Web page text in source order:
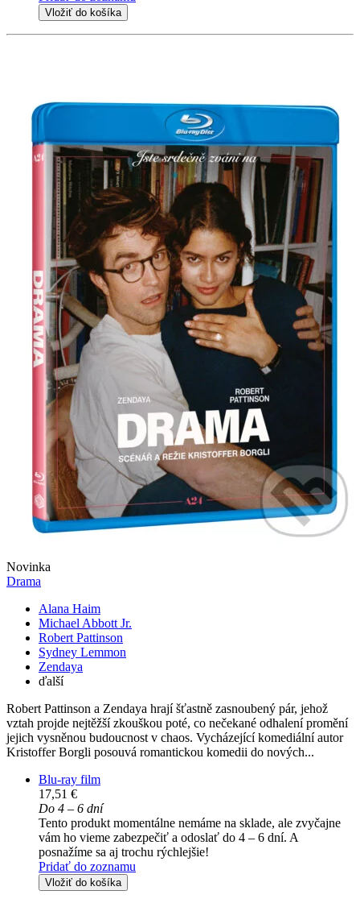
Vložiť do košíka
Novinka
Drama
Alana Haim
Michael Abbott Jr.
Robert Pattinson
Sydney Lemmon
Zendaya
ďalší
Robert Pattinson a Zendaya hrají šťastně zasnoubený pár, jehož
vztah projde nejtěžší zkouškou poté, co nečekané odhalení promění
jejich vysněnou budoucnost v chaos. Vycházející komediální autor
Kristoffer Borgli posouvá romantickou komedii do nových...
Blu-ray film
17,51 €
Do 4 – 6 dní
Tento produkt momentálne nemáme na sklade, ale zvyčajne
vám ho vieme zabezpečiť a odoslať do 4 – 6 dní. A
posnažíme sa aj trochu rýchlejšie!
Pridať do zoznamu
Vložiť do košíka